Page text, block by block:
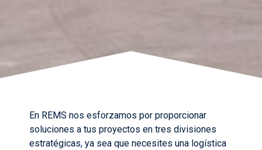
En REMS nos esforzamos por proporcionar
soluciones a tus proyectos en tres divisiones
estratégicas, ya sea que necesites una logística